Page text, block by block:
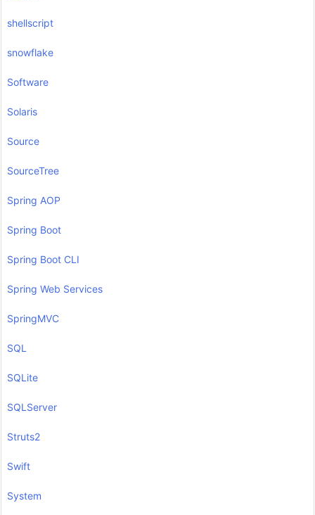
shellscript
snowflake
Software
Solaris
Source
SourceTree
Spring AOP
Spring Boot
Spring Boot CLI
Spring Web Services
SpringMVC
SQL
SQLite
SQLServer
Struts2
Swift
System